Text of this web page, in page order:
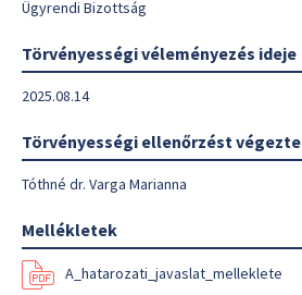
Ügyrendi Bizottság
Törvényességi véleményezés ideje
2025.08.14
Törvényességi ellenőrzést végezte
Tóthné dr. Varga Marianna
Mellékletek
A_hatarozati_javaslat_melleklete